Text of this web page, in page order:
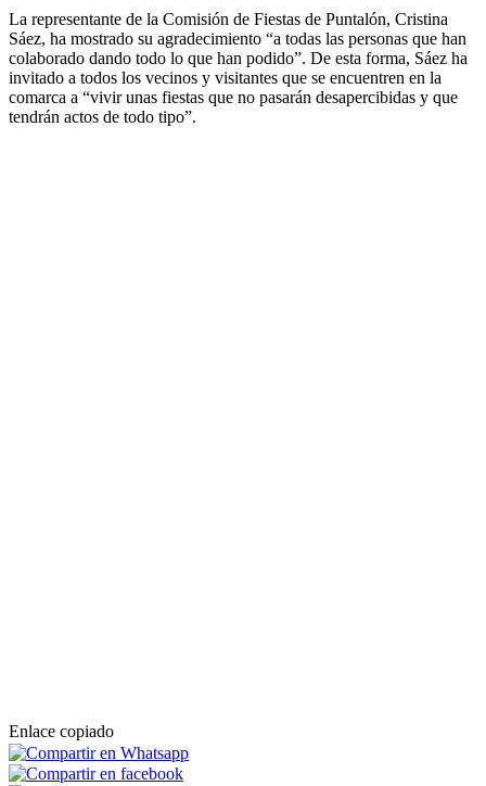
La representante de la Comisión de Fiestas de Puntalón, Cristina
Sáez, ha mostrado su agradecimiento “a todas las personas que han
colaborado dando todo lo que han podido”. De esta forma, Sáez ha
invitado a todos los vecinos y visitantes que se encuentren en la
comarca a “vivir unas fiestas que no pasarán desapercibidas y que
tendrán actos de todo tipo”.
Enlace copiado